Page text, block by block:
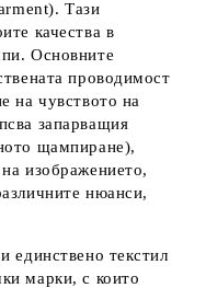
Тази
качества в
Основните
проводимост
на чувството на
запарващия
щампиране),
изображението,
нюанси,
единствено текстил
марки, с които